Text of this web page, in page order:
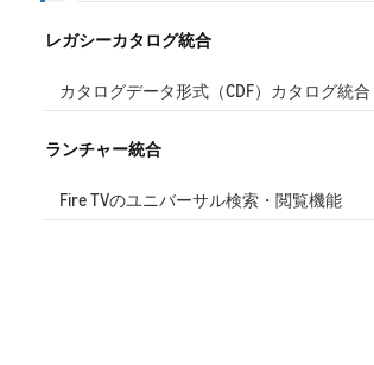
レガシーカタログ統合
カタログデータ形式（CDF）カタログ統合
ランチャー統合
Fire TVのユニバーサル検索・閲覧機能